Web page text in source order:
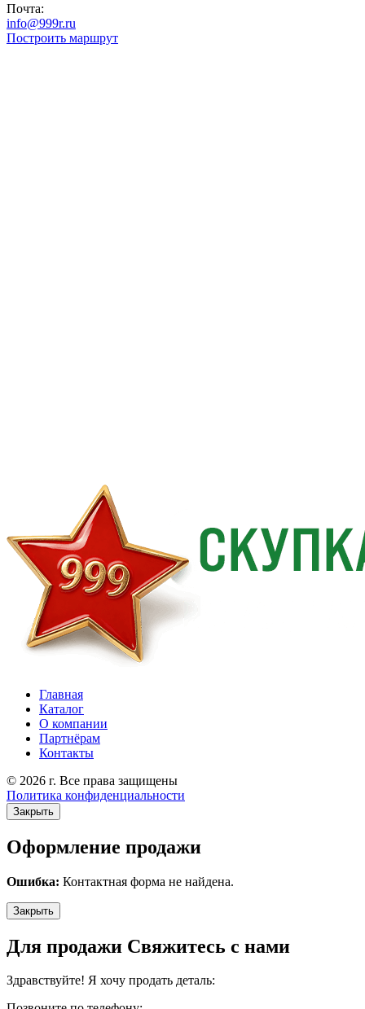
Почта:
info@999r.ru
Построить маршрут
Главная
Каталог
О компании
Партнёрам
Контакты
© 2026 г. Все права защищены
Политика конфиденциальности
Закрыть
Оформление продажи
Ошибка: Контактная форма не найдена.
Закрыть
Для продажи Свяжитесь с нами
Здравствуйте! Я хочу продать деталь: